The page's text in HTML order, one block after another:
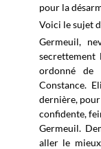
pour la
Voici le sujet
Germeuil,
secrettement
ordonné de
Constance.
dernière,
confidente,
Germeuil.
aller le